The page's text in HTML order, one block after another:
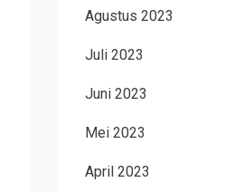
Agustus 2023
Juli 2023
Juni 2023
Mei 2023
April 2023